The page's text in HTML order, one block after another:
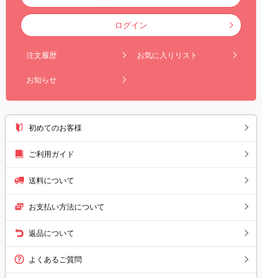
ログイン
注文履歴 お気に入りリスト
お知らせ
初めてのお客様
ご利用ガイド
送料について
お支払い方法について
返品について
よくあるご質問